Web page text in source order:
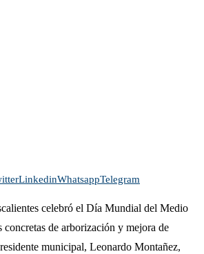
LinkedinWhatsappTelegram
celebró el Día Mundial del Medio
concretas de arborización y mejora de
municipal, Leonardo Montañez,